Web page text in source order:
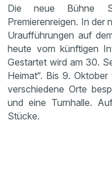
Die neue Bühne
Premierenreigen. In der
Uraufführungen auf
heute vom künftigen
Gestartet wird am 30.
Heimat“. Bis 9.
verschiedene Orte
und eine Turnhalle.
Stücke.